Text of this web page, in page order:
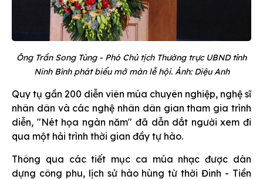
Ông Trần Song Tùng - Phó Chủ tịch Thường trực UBND tỉnh
Ninh Bình phát biểu mở màn lễ hội. Ảnh: Diệu Anh
Quy tụ gần 200 diễn viên múa chuyên nghiệp, nghệ sĩ
nhân dân và các nghệ nhân dân gian tham gia trình
diễn, "Nét họa ngàn năm" đã dẫn dắt người xem đi
qua một hải trình thời gian đầy tự hào.
Thông qua các tiết mục ca múa nhạc được dàn
dựng công phu, lịch sử hào hùng từ thời Đinh - Tiền